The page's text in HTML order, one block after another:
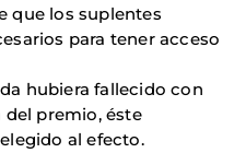
que los suplentes
para tener acceso
hubiera fallecido con
premio, éste
al efecto.